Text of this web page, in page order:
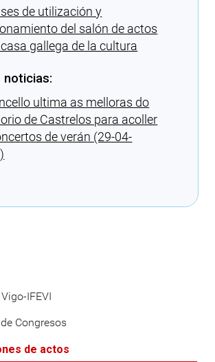
de utilización y
del salón de actos
gallega de la cultura
noticias:
ultima as melloras do
de Castrelos para acoller
de verán (29-04-
IFEVI
Congresos
de actos